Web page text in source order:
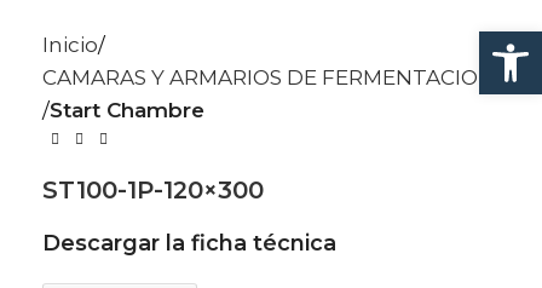
Inicio
CAMARAS Y ARMARIOS DE FERMENTACION
Start Chambre
ST100-1P-120×300
Descargar la ficha técnica